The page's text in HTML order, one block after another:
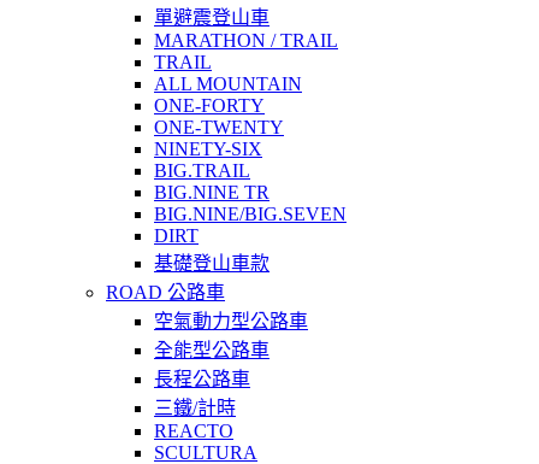
單避震登山車
MARATHON / TRAIL
TRAIL
ALL MOUNTAIN
ONE-FORTY
ONE-TWENTY
NINETY-SIX
BIG.TRAIL
BIG.NINE TR
BIG.NINE/BIG.SEVEN
DIRT
基礎登山車款
ROAD 公路車
空氣動力型公路車
全能型公路車
長程公路車
三鐵/計時
REACTO
SCULTURA